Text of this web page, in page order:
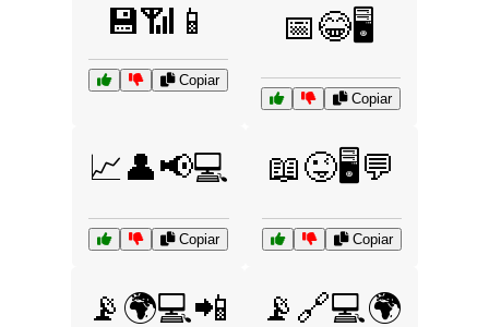
💾📶📱
Copiar
📅😂🖥️
Copiar
📈👤📢💻
Copiar
📖😜🖥️💬
Copiar
📡🌍💻📲 📡🔗💻🌍